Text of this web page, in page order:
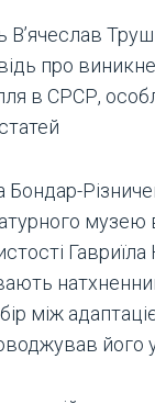
В’ячеслав
про
в СРСР,
Бондар-
музею
між
його